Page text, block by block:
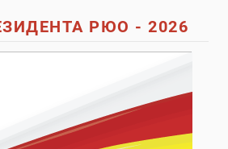
РЮО - 2026